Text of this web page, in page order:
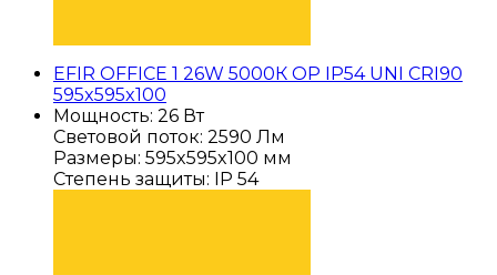
EFIR OFFICE 1 26W 5000К OP IP54 UNI CRI90
595x595x100
Мощность: 26 Вт
Световой поток: 2590 Лм
Размеры: 595x595x100 мм
Степень защиты: IP 54